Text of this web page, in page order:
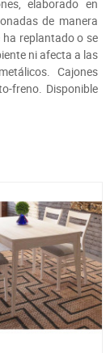
elaborado en
de manera
ha replantado o se
ni afecta a las
Cajones
freno. Disponible